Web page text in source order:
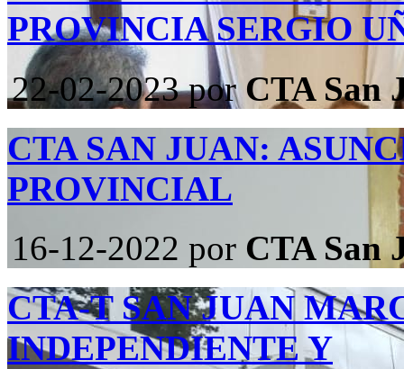
PROVINCIA SERGIO
22-02-2023por CTA San
CTA SAN JUAN:
PROVINCIAL
16-12-2022 por CTA San
CTA-T SAN JUAN
INDEPENDIENTE Y